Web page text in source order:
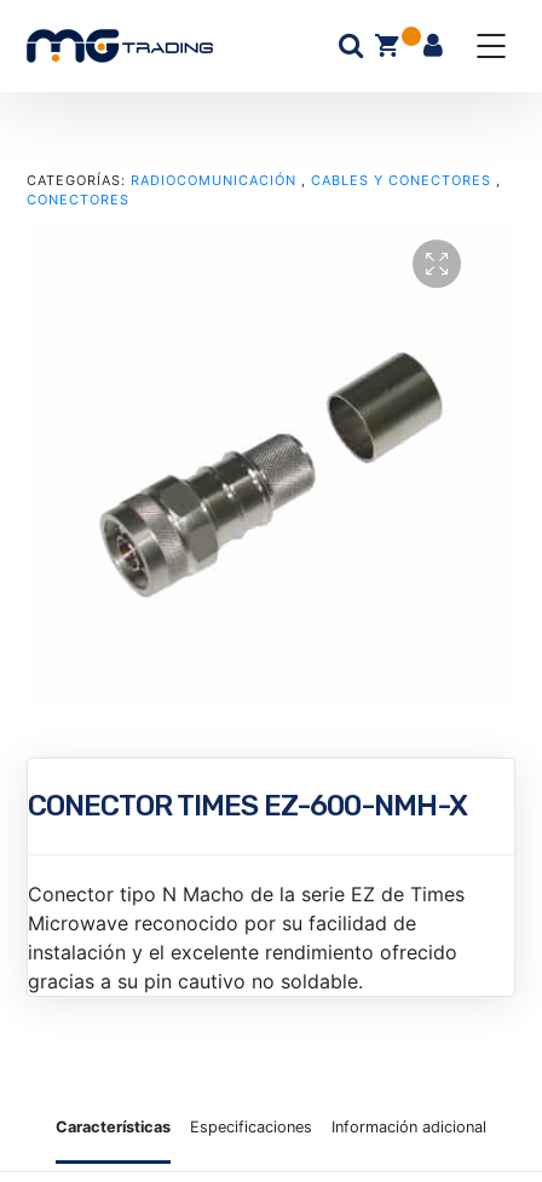
CATEGORÍAS: RADIOCOMUNICACIÓN ,CABLES Y CONECTORES ,
CONECTORES
CONECTOR TIMES EZ-600-NMH-X
Conector tipo N Macho de la serie EZ de Times
Microwave reconocido por su facilidad de
instalación y el excelente rendimiento ofrecido
gracias a su pin cautivo no soldable.
Características Especificaciones Información adicional